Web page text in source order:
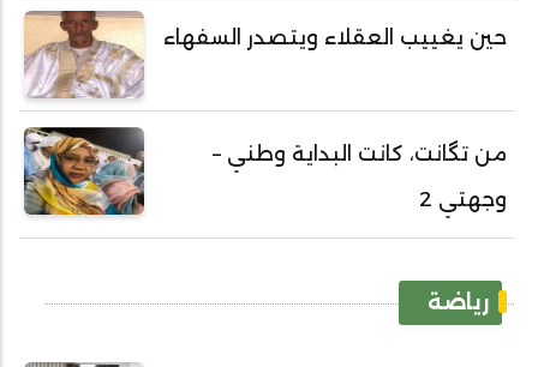
حين يغييب العقلاء ويتصدر السفهاء
من تگانت، كانت البداية وطني –
وجهتي 2
رياضة